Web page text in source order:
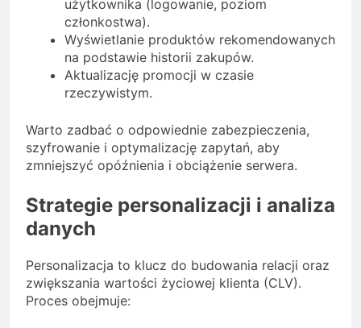
użytkownika (logowanie, poziom
członkostwa).
Wyświetlanie produktów rekomendowanych
na podstawie historii zakupów.
Aktualizację promocji w czasie
rzeczywistym.
Warto zadbać o odpowiednie zabezpieczenia,
szyfrowanie i optymalizację zapytań, aby
zmniejszyć opóźnienia i obciążenie serwera.
Strategie personalizacji i analiza
danych
Personalizacja to klucz do budowania relacji oraz
zwiększania wartości życiowej klienta (CLV).
Proces obejmuje: